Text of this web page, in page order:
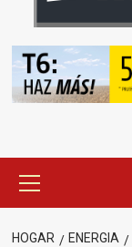
principal
HOGAR ENERGIA